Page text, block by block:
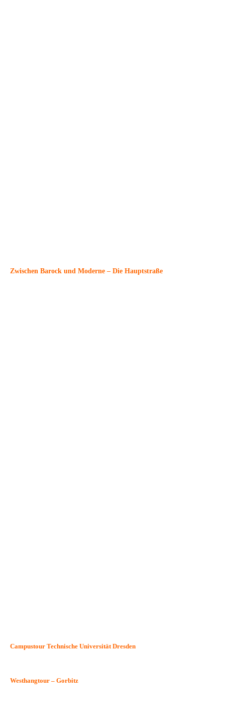
Zwischen Barock und Moderne – Die Hauptstraße
Campustour Technische Universität Dresden
Westhangtour – Gorbitz